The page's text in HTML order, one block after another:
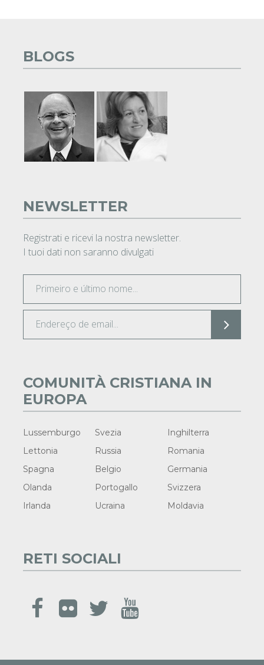
BLOGS
NEWSLETTER
Registrati e ricevi la nostra newsletter.
I tuoi dati non saranno divulgati
COMUNITÀ CRISTIANA IN
EUROPA
Lussemburgo Svezia
Inghilterra
Lettonia
Russia
Romania
Spagna
Belgio
Germania
Olanda
Portogallo
Svizzera
Irlanda
Ucraina Moldavia
RETI SOCIALI